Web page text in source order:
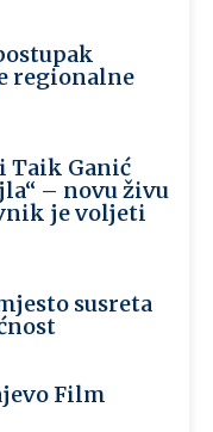
regionalne
Taik Ganić
– novu živu
je voljeti
susreta
Film